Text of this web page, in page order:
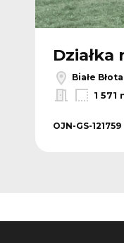
Działka
Białe
1 571
OJN-GS-121759